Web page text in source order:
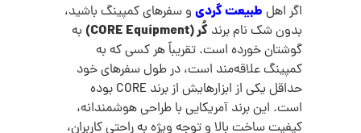
اگر اهل طبیعت‌ گردیو سفرهای کمپینگ باشید،
بدون شک نام برند کُر (CORE Equipment)
به
گوشتان خورده است. تقریباً هر کسی که به
کمپینگ علاقه‌مند است، در طول سفرهای خود
حداقل یکی از ابزارهایش از برند CORE بوده
است. این برند آمریکایی با طراحی هوشمندانه،
کیفیت ساخت بالا و توجه ویژه به راحتی کاربران،